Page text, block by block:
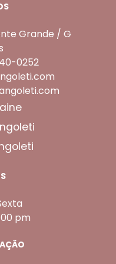
Grande / G
0252
pm